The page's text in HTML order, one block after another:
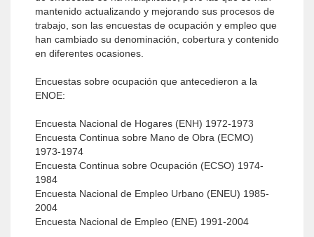
mantenido actualizando y mejorando sus procesos de
trabajo, son las encuestas de ocupación y empleo que
han cambiado su denominación, cobertura y contenido
en diferentes ocasiones.
Encuestas sobre ocupación que antecedieron a la
ENOE:
Encuesta Nacional de Hogares (ENH) 1972-1973
Encuesta Continua sobre Mano de Obra (ECMO)
1973-1974
Encuesta Continua sobre Ocupación (ECSO) 1974-
1984
Encuesta Nacional de Empleo Urbano (ENEU) 1985-
2004
Encuesta Nacional de Empleo (ENE) 1991-2004